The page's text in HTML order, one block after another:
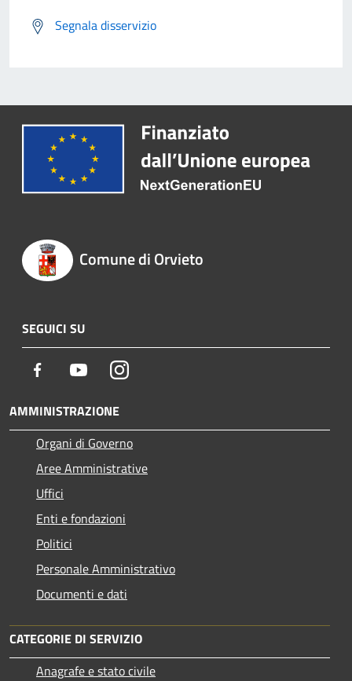
Segnala disservizio
Comune di Orvieto
SEGUICI SU
Facebook YoutubeInstagram
AMMINISTRAZIONE
Organi di Governo
Aree Amministrative
Uffici
Enti e fondazioni
Politici
Personale Amministrativo
Documenti e dati
CATEGORIE DI SERVIZIO
Anagrafe e stato civile